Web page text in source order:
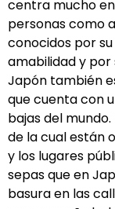
centra mucho
personas como
conocidos por
amabilidad y por
Japón también
que cuenta con
bajas del
de la cual están
y los lugares
sepas que en
basura en las